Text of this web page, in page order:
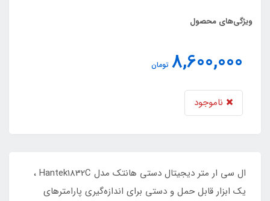
ویژگی‌های محصول
8,600,000 تومان
ناموجود
ال سی ار متر دیجیتال دستی هانتک مدل Hantek1832C ،
یک ابزار قابل حمل و دستی برای اندازه‌گیری پارامترهای